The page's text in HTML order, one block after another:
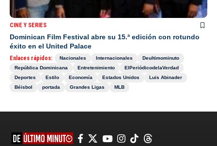
CINE Y SERIES
Dominican Film Festival abre su 15.ª edición con rotundo
éxito en el United Palace
Enlaces rápidos: Nacionales Internacionales
Deultimominuto
República Dominicana
Entretenimiento
ElPeriódicodelaVerdad
Deportes
Estilo Economía Estados Unidos
Luis Abinader
Béisbol
portada Grandes Ligas MLB